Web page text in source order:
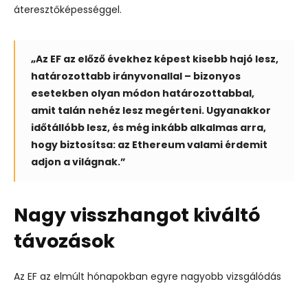
áteresztőképességgel.
„Az EF az előző évekhez képest kisebb hajó lesz,
határozottabb irányvonallal – bizonyos
esetekben olyan módon határozottabbal,
amit talán nehéz lesz megérteni. Ugyanakkor
időtállóbb lesz, és még inkább alkalmas arra,
hogy biztosítsa: az Ethereum valami érdemit
adjon a világnak.”
Nagy visszhangot kiváltó
távozások
Az EF az elmúlt hónapokban egyre nagyobb vizsgálódás